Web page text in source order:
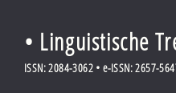
• Linguistische
ISSN: 2084-3062 • e-ISSN: 2657-